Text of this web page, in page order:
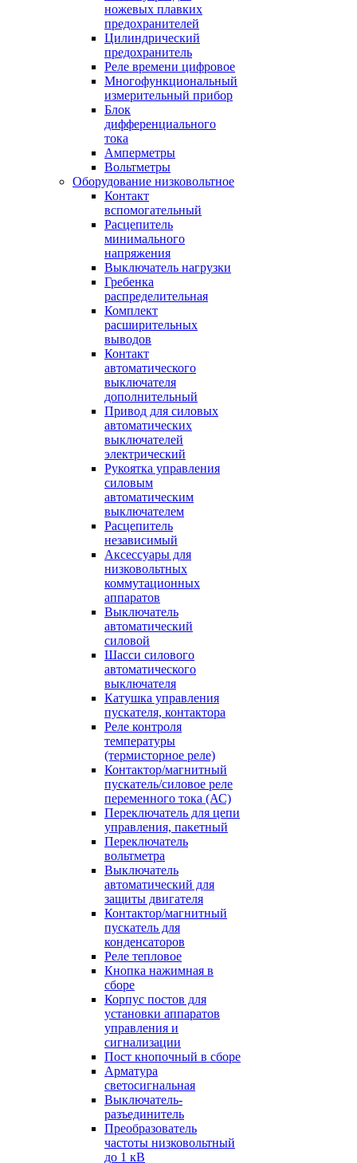
ножевых плавких
предохранителей
Цилиндрический
предохранитель
Реле времени цифровое
Многофункциональный
измерительный прибор
Блок
дифференциального
тока
Амперметры
Вольтметры
Оборудование низковольтное
Контакт
вспомогательный
Расцепитель
минимального
напряжения
Выключатель нагрузки
Гребенка
распределительная
Комплект
расширительных
выводов
Контакт
автоматического
выключателя
дополнительный
Привод для силовых
автоматических
выключателей
электрический
Рукоятка управления
силовым
автоматическим
выключателем
Расцепитель
независимый
Аксессуары для
низковольтных
коммутационных
аппаратов
Выключатель
автоматический
силовой
Шасси силового
автоматического
выключателя
Катушка управления
пускателя, контактора
Реле контроля
температуры
(термисторное реле)
Контактор/магнитный
пускатель/силовое реле
переменного тока (АС)
Переключатель для цепи
управления, пакетный
Переключатель
вольтметра
Выключатель
автоматический для
защиты двигателя
Контактор/магнитный
пускатель для
конденсаторов
Реле тепловое
Кнопка нажимная в
сборе
Корпус постов для
установки аппаратов
управления и
сигнализации
Пост кнопочный в сборе
Арматура
светосигнальная
Выключатель-
разъединитель
Преобразователь
частоты низковольтный
до 1 кВ